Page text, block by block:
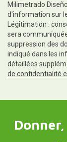
Milimetrado
d'information sur
Légitimation :
sera
suppression des
indiqué dans les
détaillées
de confidentialité